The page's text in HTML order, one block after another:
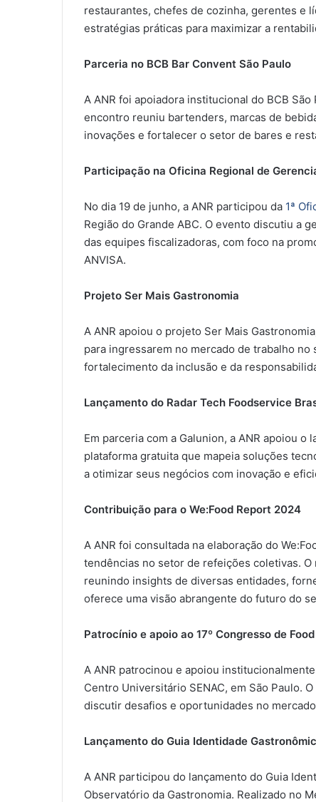
restaurantes, chefes de cozinha, gerentes e
estratégias práticas para maximizar a
Parceria no BCB Bar Convent São Paulo
A ANR foi apoiadora institucional do BCB
encontro reuniu bartenders, marcas de
inovações e fortalecer o setor de bares e
Participação na Oficina Regional de
No dia 19 de junho, a ANR participou da 1ª
Região do Grande ABC. O evento discutiu a
das equipes fiscalizadoras, com foco na
ANVISA.
Projeto Ser Mais Gastronomia
A ANR apoiou o projeto Ser Mais
para ingressarem no mercado de trabalho
fortalecimento da inclusão e da
Lançamento do Radar Tech Foodservice
Em parceria com a Galunion, a ANR apoiou o
plataforma gratuita que mapeia soluções
a otimizar seus negócios com inovação e
Contribuição para o We:Food Report 2024
A ANR foi consultada na elaboração do
tendências no setor de refeições coletivas.
reunindo insights de diversas entidades,
oferece uma visão abrangente do futuro do
Patrocínio e apoio ao 17º Congresso de
A ANR patrocinou e apoiou
Centro Universitário SENAC, em São Paulo.
discutir desafios e oportunidades no
Lançamento do Guia Identidade
A ANR participou do lançamento do Guia
Observatório da Gastronomia. Realizado no